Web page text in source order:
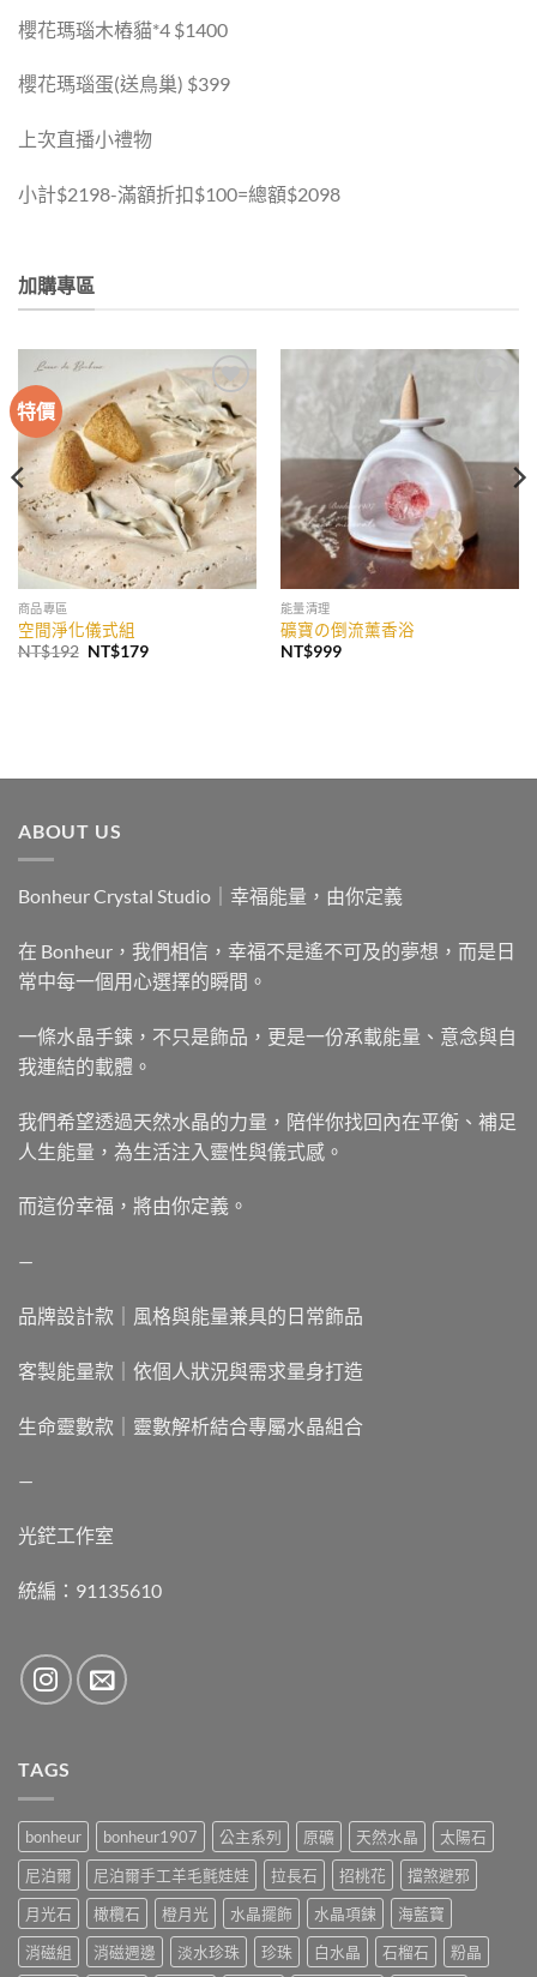
櫻花瑪瑙木樁貓*4 $1400
櫻花瑪瑙蛋(送鳥巢) $399
上次直播小禮物
小計$2198-滿額折扣$100=總額$2098
加購專區
特價
加入
收藏
商品專區
空間淨化儀式組
NT$192 原
NT$179目
收藏
能量清理
礦寶の倒流薰香浴
NT$999
ABOUT US
Bonheur Crystal Studio｜幸福能量，由你定義
在 Bonheur，我們相信，幸福不是遙不可及的夢想，而是日
常中每一個用心選擇的瞬間。
一條水晶手鍊，不只是飾品，更是一份承載能量、意念與自
我連結的載體。
我們希望透過天然水晶的力量，陪伴你找回內在平衡、補足
人生能量，為生活注入靈性與儀式感。
而這份幸福，將由你定義。
—
品牌設計款｜風格與能量兼具的日常飾品
客製能量款｜依個人狀況與需求量身打造
生命靈數款｜靈數解析結合專屬水晶組合
—
光鋩工作室
統編：91135610
TAGS
bonheur bonheur1907 公主系列 原礦 天然水晶
太陽石
尼泊爾
尼泊爾手工羊毛氈娃娃 拉長石 招桃花
擋煞避邪
月光石
橄欖石 橙月光 水晶擺飾 水晶項鍊
海藍寶
消磁組
消磁週邊 淡水珍珠 珍珠 白水晶 石榴石 粉晶